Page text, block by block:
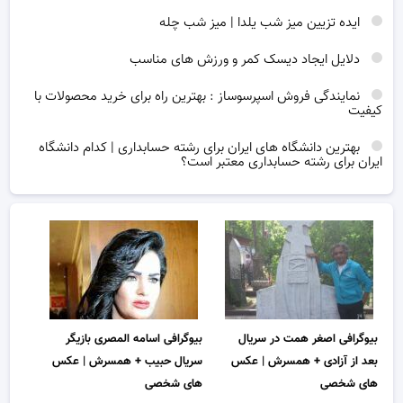
ایده تزیین میز شب یلدا | میز شب چله
دلایل ایجاد دیسک کمر و ورزش های مناسب
نمایندگی فروش اسپرسوساز : بهترین راه برای خرید محصولات با
کیفیت
بهترین دانشگاه های ایران برای رشته حسابداری | کدام دانشگاه
ایران برای رشته حسابداری معتبر است؟
بیوگرافی اصغر همت در سریال
بعد از آزادی + همسرش | عکس
های شخصی
بیوگرافی اسامه المصری بازیگر
سریال حبیب + همسرش | عکس
های شخصی